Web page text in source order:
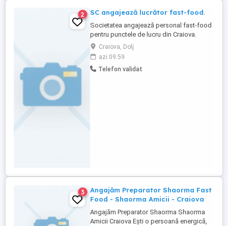
2 SC angajează lucrător fast-food.
Societatea angajează personal fast-food
pentru punctele de lucru din Craiova.
Program de lucru 8 ore în ture.
Craiova, Dolj
azi 09:59
Telefon validat
3
Angajăm Preparator Shaorma Fast
Food - Shaorma Amicii - Craiova
Angajăm Preparator Shaorma Shaorma
Amicii Craiova Ești o persoană energică,